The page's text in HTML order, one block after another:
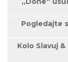
Pogledajte
Kolo Slavuj